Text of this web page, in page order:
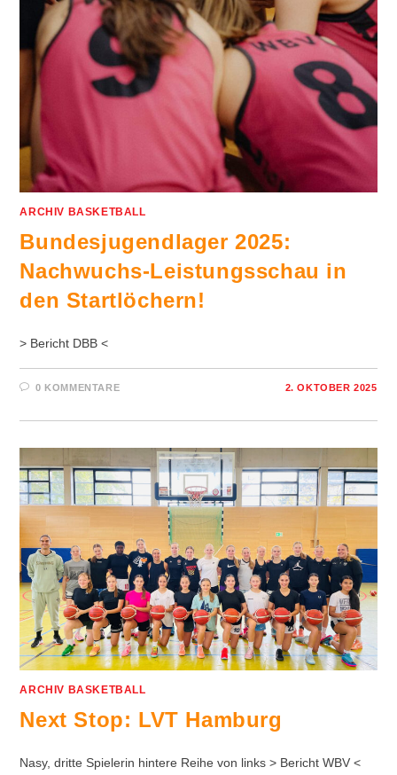
ARCHIV BASKETBALL
Bundesjugendlager 2025:
Nachwuchs-Leistungsschau in
den Startlöchern!
> Bericht DBB <
0 KOMMENTARE 2. OKTOBER 2025
ARCHIV BASKETBALL
Next Stop: LVT Hamburg
Nasy, dritte Spielerin hintere Reihe von links > Bericht WBV <